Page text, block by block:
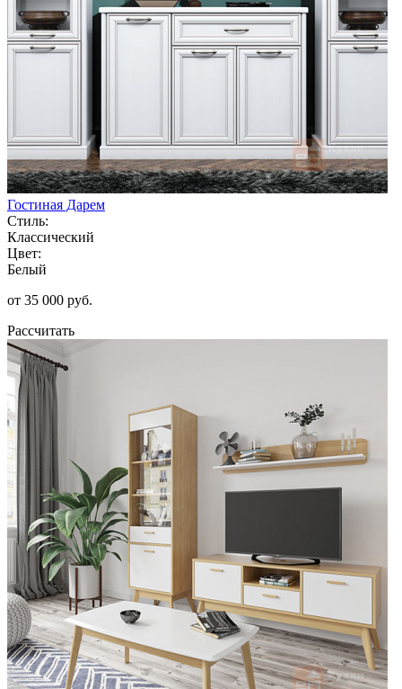
Гостиная Дарем
Стиль:
Классический
Цвет:
Белый
от 35 000 руб.
Рассчитать